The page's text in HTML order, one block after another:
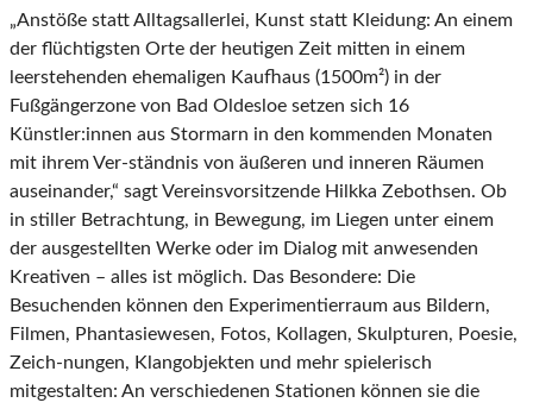
„Anstöße statt Alltagsallerlei, Kunst statt Kleidung: An einem
der flüchtigsten Orte der heutigen Zeit mitten in einem
leerstehenden ehemaligen Kaufhaus (1500m²) in der
Fußgängerzone von Bad Oldesloe setzen sich 16
Künstler:innen aus Stormarn in den kommenden Monaten
mit ihrem Ver-ständnis von äußeren und inneren Räumen
auseinander,“ sagt Vereinsvorsitzende Hilkka Zebothsen. Ob
in stiller Betrachtung, in Bewegung, im Liegen unter einem
der ausgestellten Werke oder im Dialog mit anwesenden
Kreativen – alles ist möglich. Das Besondere: Die
Besuchenden können den Experimentierraum aus Bildern,
Filmen, Phantasiewesen, Fotos, Kollagen, Skulpturen, Poesie,
Zeich-nungen, Klangobjekten und mehr spielerisch
mitgestalten: An verschiedenen Stationen können sie die